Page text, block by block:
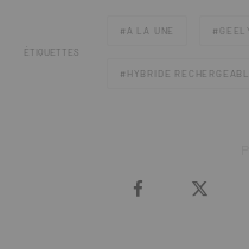
ÉTIQUETTES
A LA UNE
HYBRIDE